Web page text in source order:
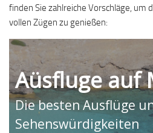
finden Sie zahlreiche Vorschläge, um
vollen Zügen zu genießen:
Aüsfluge auf
Die besten Ausflüge
Sehenswürdigkeiten